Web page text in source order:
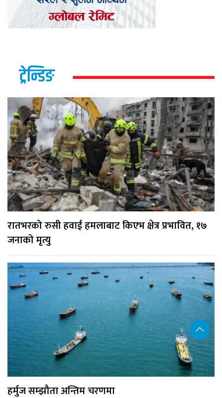
ट्रेन्डिङ
रातभरको रुसी हवाई हमलाबाट किएभ क्षेत्र प्रभावित, १७
जनाको मृत्यु
हर्मुज सम्झौता अन्तिम चरणमा